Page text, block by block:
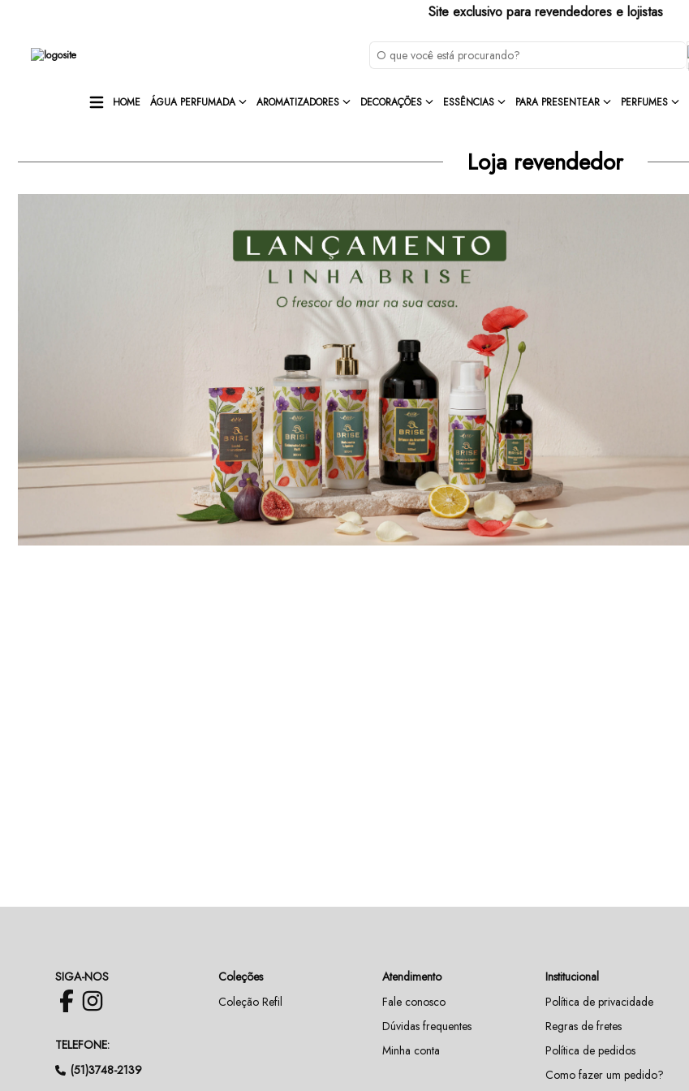
Site exclusivo para revendedores e lojistas
HOME ÁGUA PERFUMADA AROMATIZADORES DECORAÇÕES ESSÊNCIAS PARA PRESENTEAR PERFUMES
Loja revendedor
SIGA-NOS
TELEFONE:
(51)3748-2139
Coleções
Coleção Refil
Atendimento
Fale conosco
Dúvidas frequentes
Minha conta
Institucional
Política de privacidade
Regras de fretes
Política de pedidos
Como fazer um pedido?